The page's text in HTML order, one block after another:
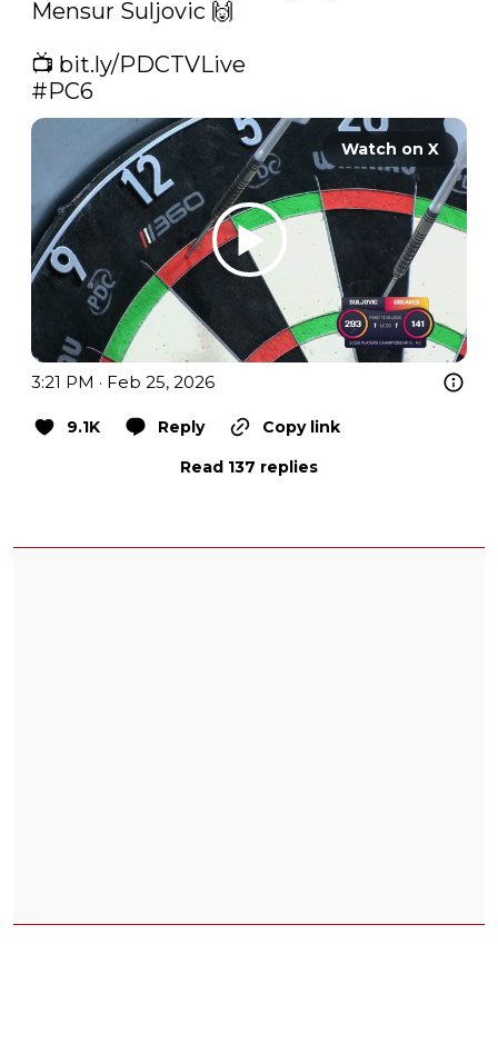
Mensur Suljovic 🙌
📺 bit.ly/PDCTVLive
#PC6
Watch on X
3:21 PM · Feb 25, 2026
9.1K Reply
Copy link
Read 137 replies